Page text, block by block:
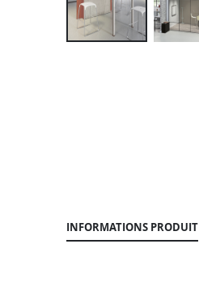
INFORMATIONS PRODUIT